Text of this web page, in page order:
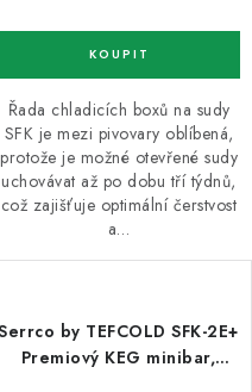
Řada chladicích boxů na sudy
SFK je mezi pivovary oblíbená,
protože je možné otevřené sudy
uchovávat až po dobu tří týdnů,
což zajišťuje optimální čerstvost
a…
by TEFCOLD SFK-2E+
Premiový KEG minibar,